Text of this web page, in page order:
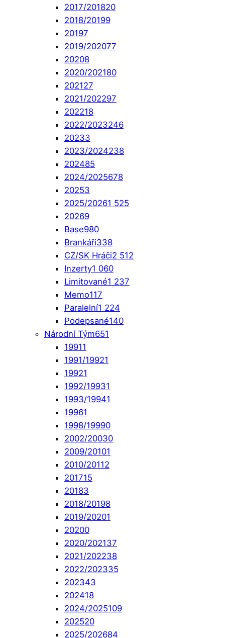
2017/201820
2018/20199
20197
2019/202077
20208
2020/202180
202127
2021/202297
202218
2022/2023246
20233
2023/2024238
202485
2024/2025678
20253
2025/20261 525
20269
Base980
Brankáři338
CZ/SK Hráči2 512
Inzerty1 060
Limitované1 237
Memo117
Paralelní1 224
Podepsané140
Národní Tým651
19911
1991/19921
19921
1992/19931
1993/19941
19961
1998/19990
2002/20030
2009/20101
2010/20112
201715
20183
2018/20198
2019/20201
20200
2020/202137
2021/202238
2022/202335
202343
202418
2024/2025109
202520
2025/202684